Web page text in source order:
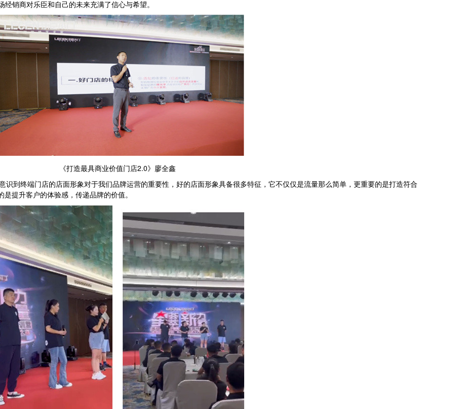
销商对乐臣和自己的未来充满了信心与希望。
《打造最具商业价值门店2.0》廖全鑫
到终端门店的店面形象对于我们品牌运营的重要性，好的店面形象具备很多特征，它不仅仅是流量那么简单，更重要的是打造符合
提升客户的体验感，传递品牌的价值。